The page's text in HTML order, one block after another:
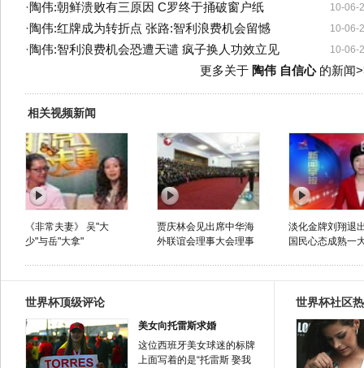
10-06-
·陶伟:朝鲜溃败有三原因 C罗终于捅破窗户纸
10-06-
·陶伟:红牌成为转折点 张路:智利浪费机会留憾
10-06-
·陶伟:智利浪费机会恐遭天谴 疯子换人功效立见
更多关于 陶伟 自信心的新闻
相关视频新闻
《非常夫妻》 吴"大
少"与岳"大拿"
贾庆林会见出席中华海
外联谊会理事大会理事
淡化金牌刘翔退
国民心态成熟一
世界杯顶级评论
美女向托雷斯求婚
这位西班牙美女球迷的标牌
上面写着的是“托雷斯 娶我
世界杯社区